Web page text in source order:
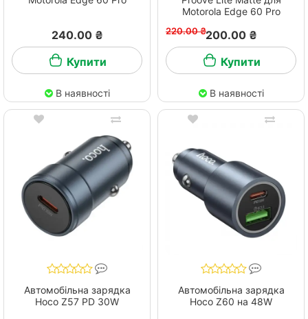
240.00 ₴
Купити
В наявності
Motorola Edge 60 Pro
220.00 ₴200.00 ₴
Купити
В наявності
Автомобільна зарядка
Hoco Z57 PD 30W
Автомобільна зарядка
Hoco Z60 на 48W